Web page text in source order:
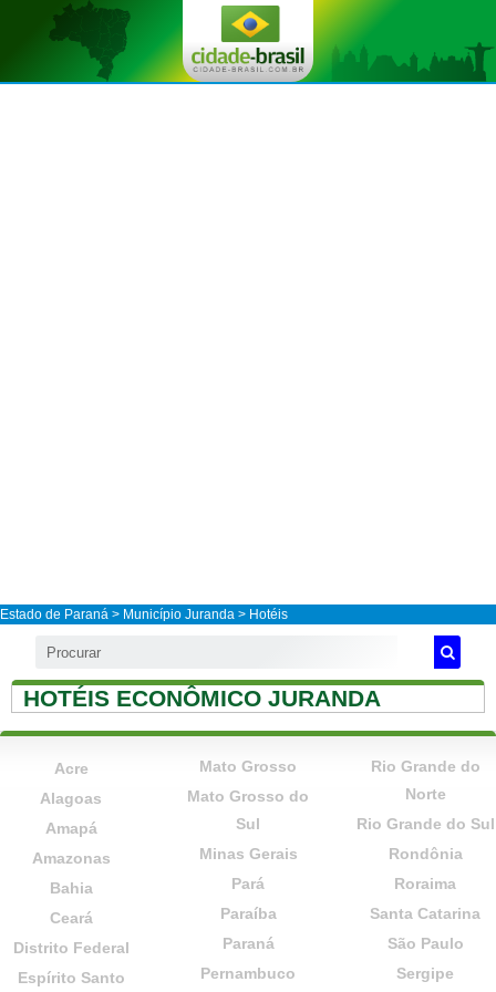
Estado de Paraná > Município Juranda > Hotéis
HOTÉIS ECONÔMICO JURANDA
Acre
Alagoas
Amapá
Amazonas
Bahia
Ceará
Distrito Federal
Espírito Santo
Mato Grosso
Mato Grosso do
Sul
Minas Gerais
Pará
Paraíba
Paraná
Pernambuco
Rio Grande do
Norte
Rio Grande do Sul
Rondônia
Roraima
Santa Catarina
São Paulo
Sergipe